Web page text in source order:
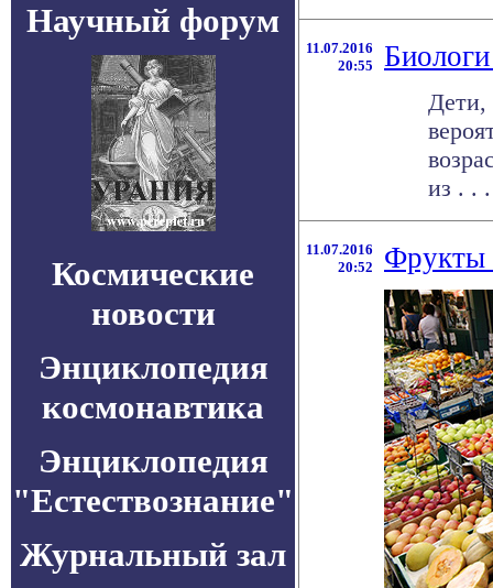
Научный форум
Космические
новости
Энциклопедия
космонавтика
Энциклопедия
"Естествознание"
Журнальный зал
11.07.2016
20:55
Дети,
из . . .
11.07.2016
20:52
Фрукты